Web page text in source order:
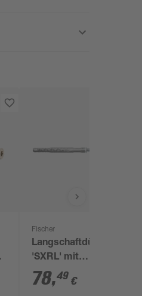
Fischer
Langschaftdübel
'SXRL' mit
Senkkopfschraube Ø
8 x 160 mm 50 Stück
78,49 €